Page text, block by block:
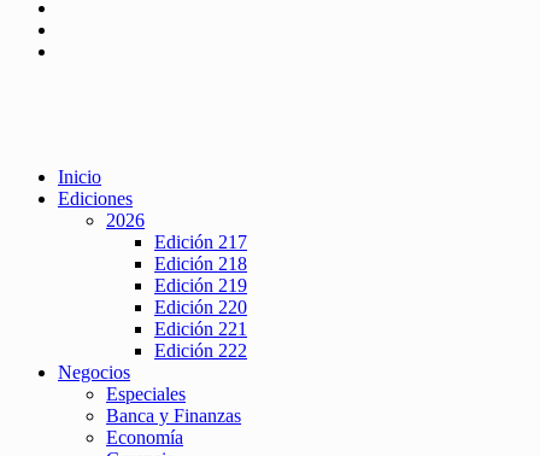
Inicio
Ediciones
2026
Edición 217
Edición 218
Edición 219
Edición 220
Edición 221
Edición 222
Negocios
Especiales
Banca y Finanzas
Economía